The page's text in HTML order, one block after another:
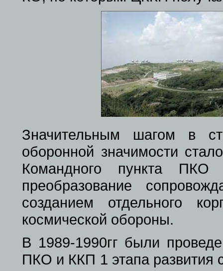
Значительным шагом в
оборонной значимости
Командного пункта
преобразование
созданием отдельного
космической обороны.
В 1989-1990гг были
ПКО и ККП 1 этапа развития